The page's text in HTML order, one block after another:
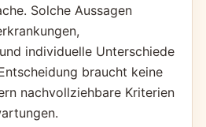
Solche Aussagen
individuelle Unterschiede
braucht keine
nachvollziehbare Kriterien